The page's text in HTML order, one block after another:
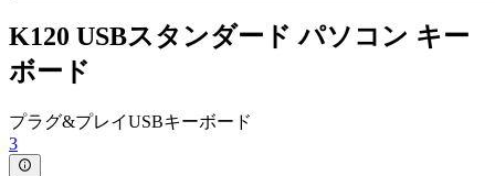
K120 USBスタンダード パソコン キー
ボード
プラグ&プレイUSBキーボード
3